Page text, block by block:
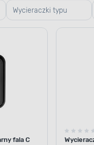
Wycieraczki typu
plaster miodu
fala C